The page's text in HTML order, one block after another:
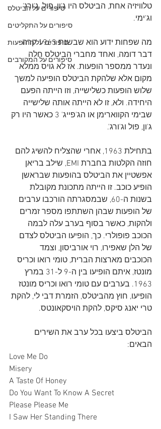
סיפורים על הביטלס
סיפורים על התקליטים
סיפורים על ההופעות
סיפורים על המקורבים
טלוויזיה אחת, הביטלס היו ג'ון, פול, ג'ורג'
וג'ימי.
מה שפחות ידוע הוא שבשנת 1963 קרה
דבר דומה, ואחד מחברי הביטלס חלה
ונעדר ממספר הופעות. אז לא גויס ממלא
מקום אלא שלהקת הביטלס הופיעה למשך
שלוש הופעות כשלישייה, וזו הייתה הפעם
היחידה. ולא, זו לא הייתה אותה שלישייה
שבימי הקווארימן או הג'פייג' 3 כאשר היו רק
ג'ון, פול וג'ורג'.
בתחילת 1963, אחרי שהצליח להשיג להם
חוזה הקלטות בחברת EMI, שילב בריאן
אפשטיין את הביטלס בהופעות שבראשן
הופיע כוכב. זו הייתה מתכונת מקובלת
בשנות ה-60, שבמסגרתה הורכבו ערבים
של הופעות שבהן השתתפו מספר זמרים
ולהקות, כאשר בסוף בערב עלה לבמה
הכוכב פופולרי. כך, הופיעו הביטלס לצדם
של הלן שאפירו, רוי אורביסון, וצמד
הכוכבים מארצות הברית, טומי רואו וכריס
מונטז, איתם הופיעו בין ה-9 ל-31 במרץ
1963. בערבים עם טומי רואו וכריס מונטז
הופיעו, חוץ מהביטלס, הזמרת דבי לי, להקת
טרי יאנג סיקס, להקת הויסקאונטס.
הביטלס ביצעו בכל ערב את השירים
הבאים:
Love Me Do
Misery
A Taste Of Honey
Do You Want To Know A Secret
Please Please Me
I Saw Her Standing There